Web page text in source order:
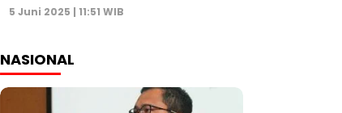
5 Juni 2025 | 11:51 WIB
NASIONAL